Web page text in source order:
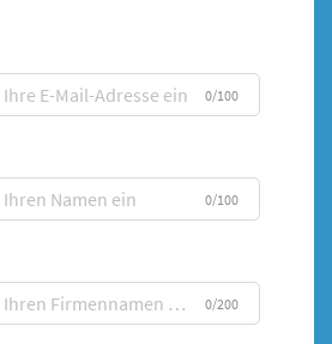
0/100
0/100
0/200